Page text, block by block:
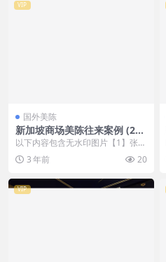
VIP
国外美陈
新加坡商场美陈往来案例 (230
8)保定市一企划
以下内容包含无水印图片【1】张
，开通会员无障碍浏览 开通VIP会
员 3 年前 20
VIP